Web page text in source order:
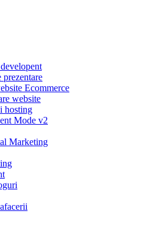
prezentare
Ecommerce
website
hosting
Mode v2
Marketing